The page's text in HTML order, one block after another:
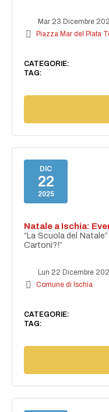
Mar 23 Dicembre
Piazza Mar del Plata
CATEGORIE:
TAG:
DIC
22
2025
Natale a Ischia:
“La Scuola del
Cartoni?!”
Lun 22 Dicembre
Comune di Ischia
CATEGORIE:
TAG: